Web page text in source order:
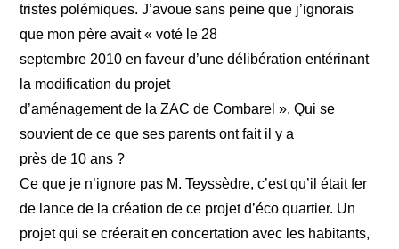
tristes polémiques. J’avoue sans peine que j’ignorais
que mon père avait « voté le 28
septembre 2010 en faveur d’une délibération entérinant
la modification du projet
d’aménagement de la ZAC de Combarel ». Qui se
souvient de ce que ses parents ont fait il y a
près de 10 ans ?
Ce que je n’ignore pas M. Teyssèdre, c’est qu’il était fer
de lance de la création de ce projet d’éco quartier. Un
projet qui se créerait en concertation avec les habitants,